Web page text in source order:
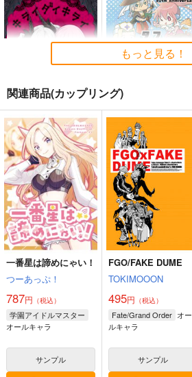
キライダイキライ
ぽむ屋
770円（税込）
マシュ・キリエライト
サンプル
作品詳細
ファンタジアタイム！
グラナディラ
787円（税込）
クレス・アルベイン
サンプル
作品詳細
もっと見る！
関連商品(カップリング)
一番星は諦めにゃい！
つーあっぷ！
787円 （税込）
学園アイドルマスター
オールキャラ
サンプル
FGO/FAKE DUME
TOKIMOOON
495円 （税込）
Fate/Grand Order オー
ルキャラ
サンプル